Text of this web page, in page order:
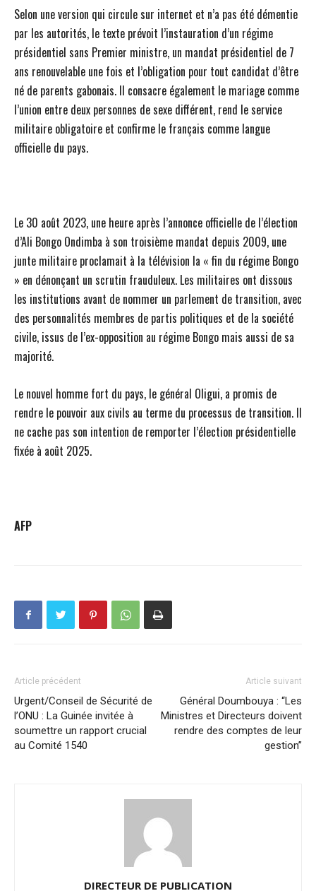
Selon une version qui circule sur internet et n’a pas été démentie
par les autorités, le texte prévoit l’instauration d’un régime
présidentiel sans Premier ministre, un mandat présidentiel de 7
ans renouvelable une fois et l’obligation pour tout candidat d’être
né de parents gabonais. Il consacre également le mariage comme
l’union entre deux personnes de sexe différent, rend le service
militaire obligatoire et confirme le français comme langue
officielle du pays.
Le 30 août 2023, une heure après l’annonce officielle de l’élection
d’Ali Bongo Ondimba à son troisième mandat depuis 2009, une
junte militaire proclamait à la télévision la « fin du régime Bongo
» en dénonçant un scrutin frauduleux. Les militaires ont dissous
les institutions avant de nommer un parlement de transition, avec
des personnalités membres de partis politiques et de la société
civile, issus de l’ex-opposition au régime Bongo mais aussi de sa
majorité.
Le nouvel homme fort du pays, le général Oligui, a promis de
rendre le pouvoir aux civils au terme du processus de transition. Il
ne cache pas son intention de remporter l’élection présidentielle
fixée à août 2025.
AFP
Article précédent
Urgent/Conseil de Sécurité de
l’ONU : La Guinée invitée à
soumettre un rapport crucial
au Comité 1540
Article suivant
Général Doumbouya : “Les
Ministres et Directeurs doivent
rendre des comptes de leur
gestion”
DIRECTEUR DE PUBLICATION